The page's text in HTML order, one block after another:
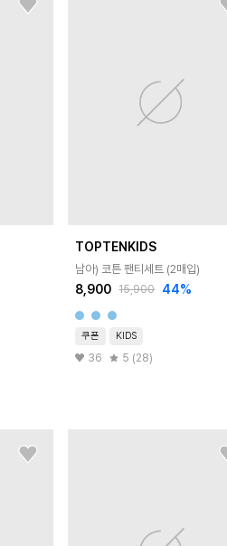
TOPTENKIDS
남아) 코튼 팬티세트 (2매입)
8,900 15,900 44%
쿠폰 KIDS
36 5 (28)